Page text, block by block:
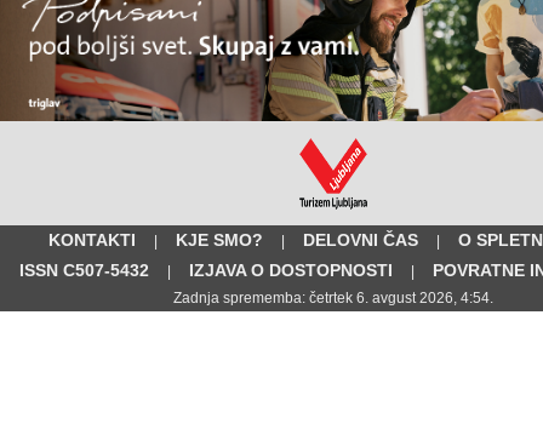
KONTAKTI | KJE SMO? | DELOVNI ČAS |
O
ISSN C507-5432
| IZJAVA O DOSTOPNOSTI | POVRATNE
Zadnja sprememba: četrtek 6. avgust 2026, 4:54.